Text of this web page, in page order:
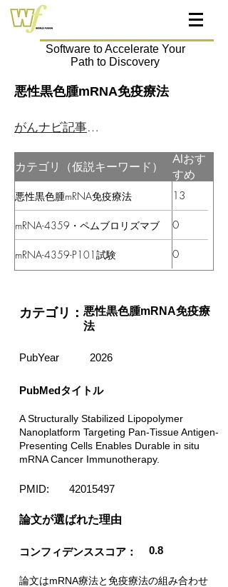
Software to Accelerate Your
Path to Discovery
悪性黒色腫mRNA免疫療法
がんナビ記事はこちら
カテゴリ（仮説キーワード）
AIおす
すめ
悪性黒色腫mRNA免疫療法 13
mRNA-4359・ペムブロリズマブ 0
mRNA-4359-P101試験 0
カテゴリ： 悪性黒色腫mRNA免疫療
法
PubYear 2026
PubMedタイトル
A Structurally Stabilized Lipopolymer
Nanoplatform Targeting Pan-Tissue Antigen-
Presenting Cells Enables Durable in situ
mRNA Cancer Immunotherapy.
PMID: 42015497
​論文が選ばれた理由
コンフィデンススコア： 0.8
論文はmRNA療法と免疫療法の組み合わせ